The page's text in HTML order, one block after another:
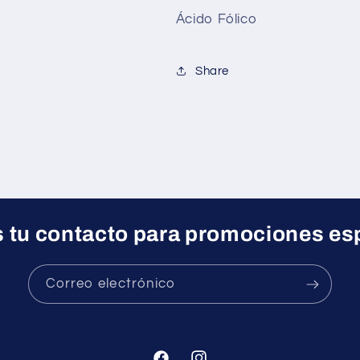
Ácido Fólico
Share
tu contacto para promociones
Correo electrónico